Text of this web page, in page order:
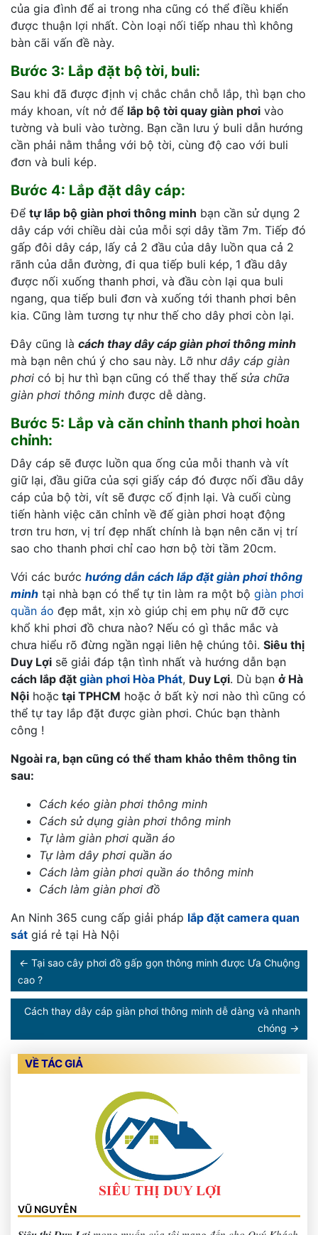
của gia đình để ai trong nha cũng có thể điều khiển
được thuận lợi nhất. Còn loại nối tiếp nhau thì không
bàn cãi vấn đề này.
Bước 3: Lắp đặt bộ tời, buli:
Sau khi đã được định vị chắc chắn chỗ lắp, thì bạn cho
máy khoan, vít nở để lắp bộ tời quay giàn phơi vào
tường và buli vào tường. Bạn cần lưu ý buli dẫn hướng
cần phải nằm thẳng với bộ tời, cùng độ cao với buli
đơn và buli kép.
Bước 4: Lắp đặt dây cáp:
Để tự lắp bộ giàn phơi thông minh bạn cần sử dụng 2
dây cáp với chiều dài của mỗi sợi dây tầm 7m. Tiếp đó
gấp đôi dây cáp, lấy cả 2 đầu của dây luồn qua cả 2
rãnh của dẫn đường, đi qua tiếp buli kép, 1 đầu dây
được nối xuống thanh phơi, và đầu còn lại qua buli
ngang, qua tiếp buli đơn và xuống tới thanh phơi bên
kia. Cũng làm tương tự như thế cho dây phơi còn lại.
Đây cũng là cách thay dây cáp giàn phơi thông minh
mà bạn nên chú ý cho sau này. Lỡ như dây cáp giàn
phơi có bị hư thì bạn cũng có thể thay thế sửa chữa
giàn phơi thông minh được dễ dàng.
Bước 5: Lắp và căn chỉnh thanh phơi hoàn
chỉnh:
Dây cáp sẽ được luồn qua ống của mỗi thanh và vít
giữ lại, đầu giữa của sợi giấy cáp đó được nối đầu dây
cáp của bộ tời, vít sẽ được cố định lại. Và cuối cùng
tiến hành việc căn chỉnh về đế giàn phơi hoạt động
trơn tru hơn, vị trí đẹp nhất chính là bạn nên căn vị trí
sao cho thanh phơi chỉ cao hơn bộ tời tầm 20cm.
Với các bước hướng dẫn cách lắp đặt giàn phơi thông
minh tại nhà bạn có thể tự tin làm ra một bộ giàn phơi
quần áo đẹp mắt, xịn xò giúp chị em phụ nữ đỡ cực
khổ khi phơi đồ chưa nào? Nếu có gì thắc mắc và
chưa hiểu rõ đừng ngần ngại liên hệ chúng tôi. Siêu thị
Duy Lợi sẽ giải đáp tận tình nhất và hướng dẫn bạn
cách lắp đặt giàn phơi Hòa Phát, Duy Lợi. Dù bạn ở Hà
Nội hoặc tại TPHCM hoặc ở bất kỳ nơi nào thì cũng có
thể tự tay lắp đặt được giàn phơi. Chúc bạn thành
công !
Ngoài ra, bạn cũng có thể tham khảo thêm thông tin
sau:
Cách kéo giàn phơi thông minh
Cách sử dụng giàn phơi thông minh
Tự làm giàn phơi quần áo
Tự làm dây phơi quần áo
Cách làm giàn phơi quần áo thông minh
Cách làm giàn phơi đồ
An Ninh 365 cung cấp giải pháp lắp đặt camera quan
sát giá rẻ tại Hà Nội
← Tại sao cây phơi đồ gấp gọn thông minh được Ưa Chuộng
cao ?
Cách thay dây cáp giàn phơi thông minh dễ dàng và nhanh
chóng →
VỀ TÁC GIẢ
VŨ NGUYỄN